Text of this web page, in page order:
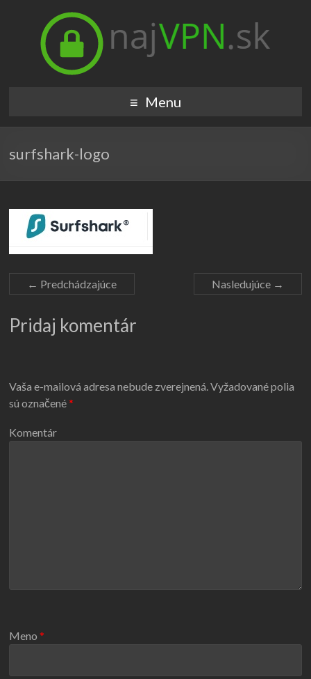
Menu
surfshark-logo
← Predchádzajúce Nasledujúce →
Pridaj komentár
Vaša e-mailová adresa nebude zverejnená.Vyžadované polia
sú označené*
Komentár
Meno*